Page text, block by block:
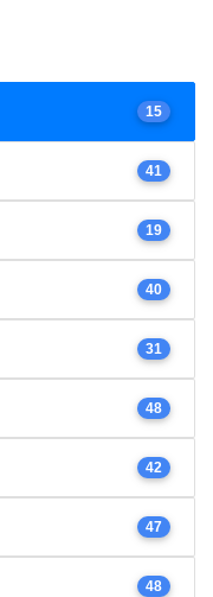
15
41
19
40
31
48
42
47
48